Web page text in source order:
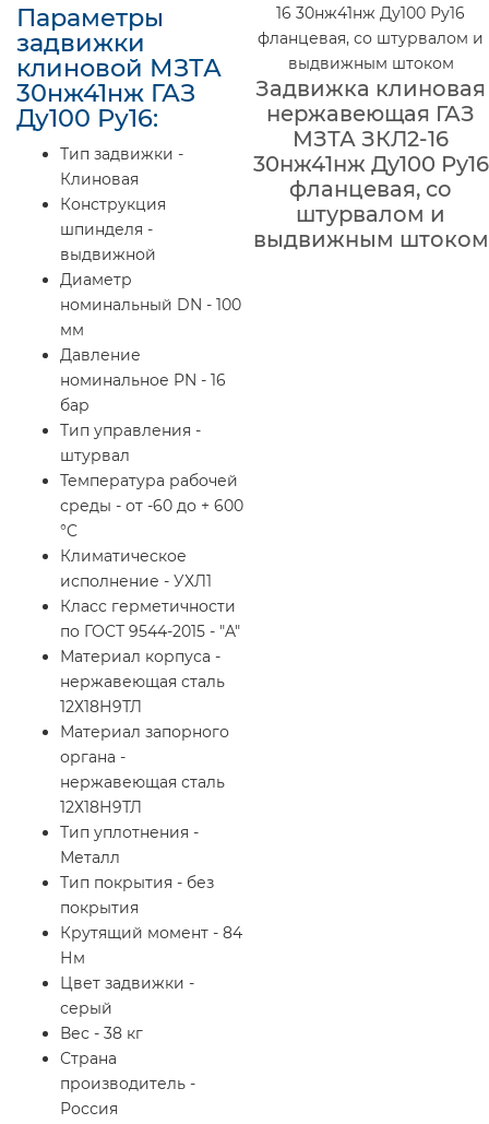
Параметры
задвижки
клиновой МЗТА
30нж41нж ГАЗ
Ду100 Ру16:
Тип задвижки -
Клиновая
Конструкция
шпинделя -
выдвижной
Диаметр
номинальный DN - 100
мм
Давление
номинальное PN - 16
бар
Тип управления -
штурвал
Температура рабочей
среды - от -60 до + 600
°C
Климатическое
исполнение - УХЛ1
Класс герметичности
по ГОСТ 9544-2015 - "A"
Материал корпуса -
нержавеющая сталь
12Х18Н9ТЛ
Материал запорного
органа -
нержавеющая сталь
12Х18Н9ТЛ
Тип уплотнения -
Металл
Тип покрытия - без
покрытия
Крутящий момент - 84
Нм
Цвет задвижки -
серый
Вес - 38 кг
Страна
производитель -
Россия
Задвижка клиновая
нержавеющая ГАЗ
МЗТА ЗКЛ2-16
30нж41нж Ду100 Ру16
фланцевая, со
штурвалом и
выдвижным штоком